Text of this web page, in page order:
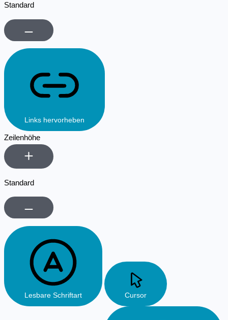
Standard
Links hervorheben
Zeilenhöhe
Standard
Lesbare Schriftart Cursor